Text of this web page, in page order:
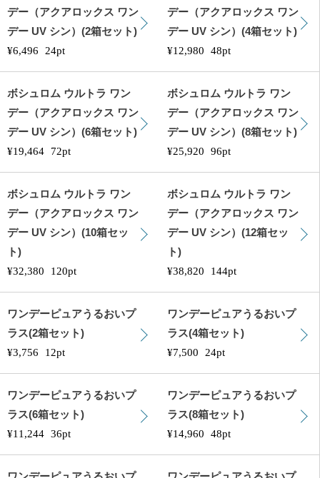
デー（アクアロックス ワン
デー UV シン）(2箱セット)
¥6,496
24pt
デー（アクアロックス ワン
デー UV シン）(4箱セット)
¥12,980 48pt
ボシュロム ウルトラ ワン
デー（アクアロックス ワン
デー UV シン）(6箱セット)
¥19,464 72pt
ボシュロム ウルトラ ワン
デー（アクアロックス ワン
デー UV シン）(8箱セット)
¥25,920 96pt
ボシュロム ウルトラ ワン
デー（アクアロックス ワン
デー UV シン）(10箱セッ
ト)
¥32,380
120pt
ボシュロム ウルトラ ワン
デー（アクアロックス ワン
デー UV シン）(12箱セッ
ト)
¥38,820
144pt
ワンデーピュアうるおいプ
ラス(2箱セット)
¥3,756
12pt
ワンデーピュアうるおいプ
ラス(4箱セット)
¥7,500
24pt
ワンデーピュアうるおいプ
ラス(6箱セット)
¥11,244 36pt
ワンデーピュアうるおいプ
ラス(8箱セット)
¥14,960 48pt